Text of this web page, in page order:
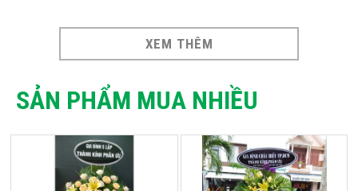
XEM THÊM
SẢN PHẨM MUA NHIỀU